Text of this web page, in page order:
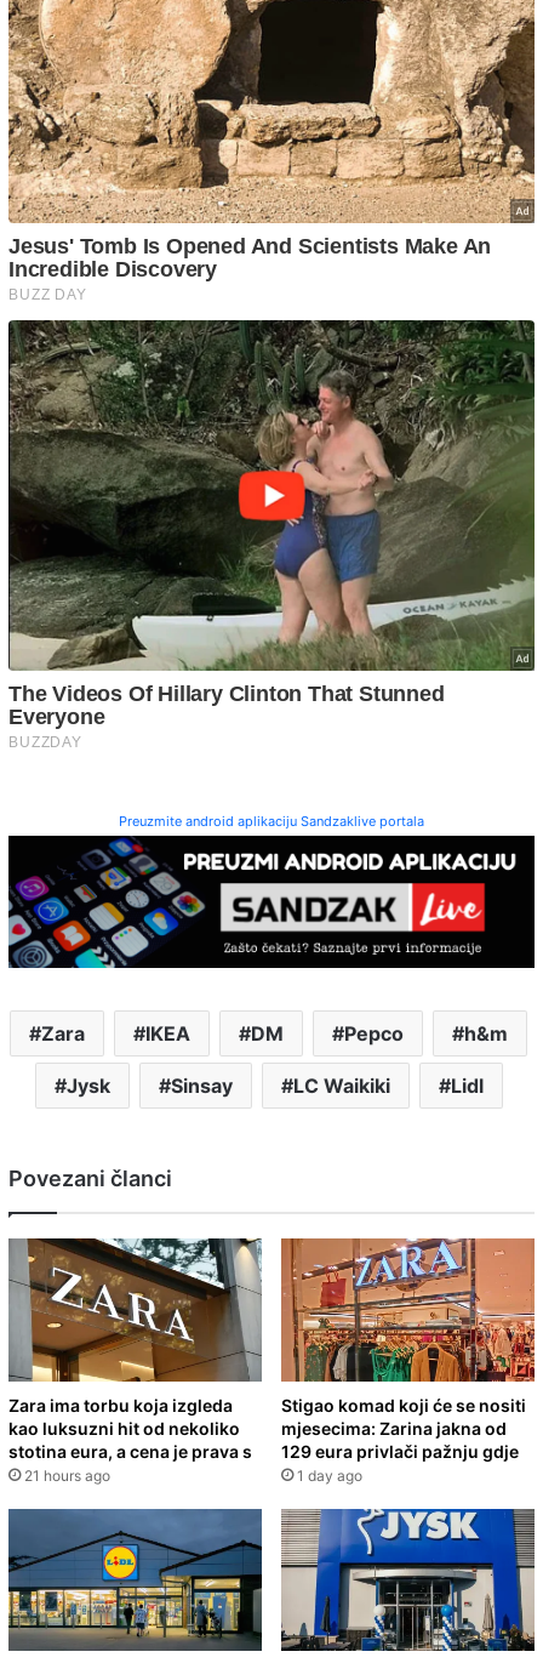
Preuzmite android aplikaciju Sandzaklive portala
Zara IKEA DM Pepco h&m
Jysk Sinsay LC Waikiki Lidl
Povezani članci
Zara ima torbu koja izgleda
kao luksuzni hit od nekoliko
stotina eura, a cena je prava s
21 hours ago
Stigao komad koji će se nositi
mjesecima: Zarina jakna od
129 eura privlači pažnju gdje
1 day ago